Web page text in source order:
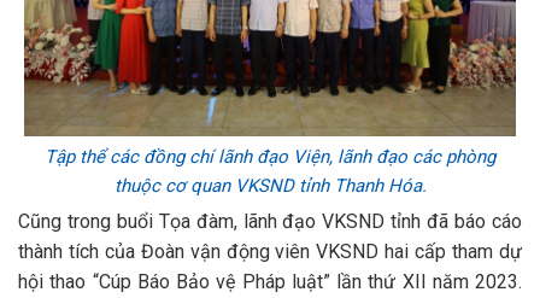
Tập thể các đồng chí lãnh đạo Viện, lãnh đạo các phòng
thuộc cơ quan VKSND tỉnh Thanh Hóa.
Cũng trong buổi Tọa đàm, lãnh đạo VKSND tỉnh đã báo cáo
thành tích của Đoàn vận động viên VKSND hai cấp tham dự
hội thao “Cúp Báo Bảo vệ Pháp luật” lần thứ XII năm 2023.